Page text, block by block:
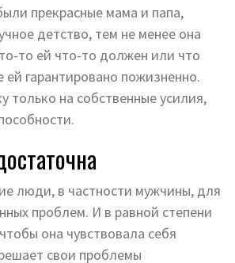
прекрасные мама и папа,
детство, тем не менее она
то ей что-то должен или что
ей гарантировано пожизненно.
только на собственные усилия,
люди, в частности мужчины, для
проблем. И в равной степени
она чувствовала себя
свои проблемы